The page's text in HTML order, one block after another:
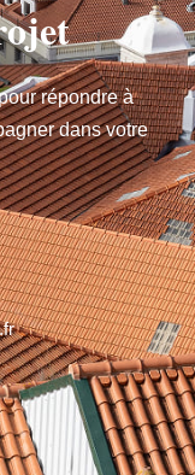
répondre à
dans votre